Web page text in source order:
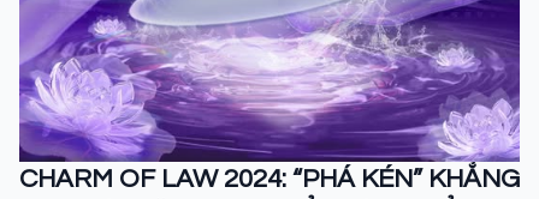
CHARM OF LAW 2024: “PHÁ KÉN” KHẲNG